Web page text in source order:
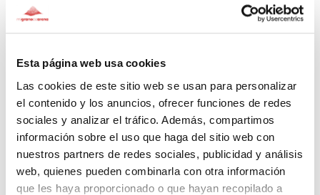
Esta página web usa cookies
Las cookies de este sitio web se usan para personalizar
el contenido y los anuncios, ofrecer funciones de redes
sociales y analizar el tráfico. Además, compartimos
información sobre el uso que haga del sitio web con
nuestros partners de redes sociales, publicidad y análisis
web, quienes pueden combinarla con otra información
que les haya proporcionado o que hayan recopilado a
Fa 299 dies
Ana
Ernest
Fa 299 dies